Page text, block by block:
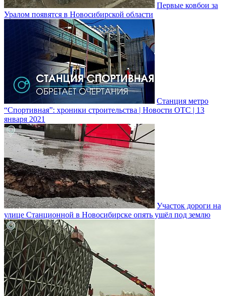
Первые ковбои за
Уралом появятся в Новосибирской области
Станция метро
“Спортивная”: хроники строительства | Новости ОТС | 13
января 2021
Участок дороги на
улице Станционной в Новосибирске опять ушёл под землю